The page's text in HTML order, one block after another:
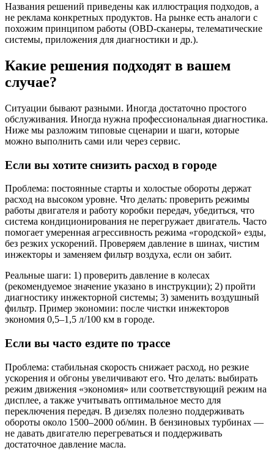
Названия решений приведены как иллюстрация подходов, а
не реклама конкретных продуктов. На рынке есть аналоги с
похожим принципом работы (OBD‑сканеры, телематические
системы, приложения для диагностики и др.).
Какие решения подходят в вашем
случае?
Ситуации бывают разными. Иногда достаточно простого
обслуживания. Иногда нужна профессиональная диагностика.
Ниже мы разложим типовые сценарии и шаги, которые
можно выполнить сами или через сервис.
Если вы хотите снизить расход в городе
Проблема: постоянные старты и холостые обороты держат
расход на высоком уровне. Что делать: проверить режимы
работы двигателя и работу коробки передач, убедиться, что
система кондиционирования не перегружает двигатель. Часто
помогает умеренная агрессивность режима «городской» езды,
без резких ускорений. Проверяем давление в шинах, чистим
инжекторы и заменяем фильтр воздуха, если он забит.
Реальные шаги: 1) проверить давление в колесах
(рекомендуемое значение указано в инструкции); 2) пройти
диагностику инжекторной системы; 3) заменить воздушный
фильтр. Пример экономии: после чистки инжекторов
экономия 0,5–1,5 л/100 км в городе.
Если вы часто ездите по трассе
Проблема: стабильная скорость снижает расход, но резкие
ускорения и обгоны увеличивают его. Что делать: выбирать
режим движения «экономия» или соответствующий режим на
дисплее, а также учитывать оптимальное место для
переключения передач. В дизелях полезно поддерживать
обороты около 1500–2000 об/мин. В бензиновых турбинах —
не давать двигателю перегреваться и поддерживать
достаточное давление масла.